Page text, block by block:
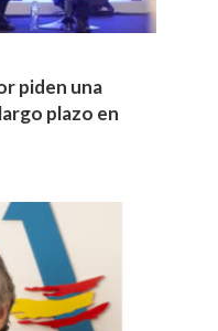
piden una
plazo en